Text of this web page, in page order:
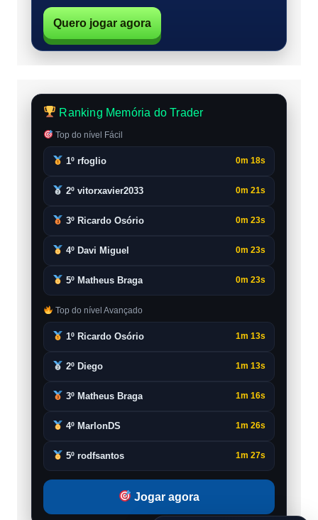
Quero jogar agora
Ranking Memória do Trader
Top do nível Fácil
1º rfoglio 0m 18s
2º vitorxavier2033 0m 21s
3º Ricardo Osório 0m 23s
4º Davi Miguel 0m 23s
5º Matheus Braga 0m 23s
Top do nível Avançado
1º Ricardo Osório 1m 13s
2º Diego 1m 13s
3º Matheus Braga 1m 16s
4º MarlonDS 1m 26s
5º rodfsantos 1m 27s
Jogar agora